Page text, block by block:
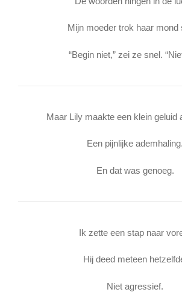
Mijn moeder trok haar mond
“Begin niet,” zei ze snel.
Maar Lily maakte een klein geluid
Een pijnlijke ademhaling.
En dat was genoeg.
Ik zette een stap naar
Hij deed meteen
Niet agressief.